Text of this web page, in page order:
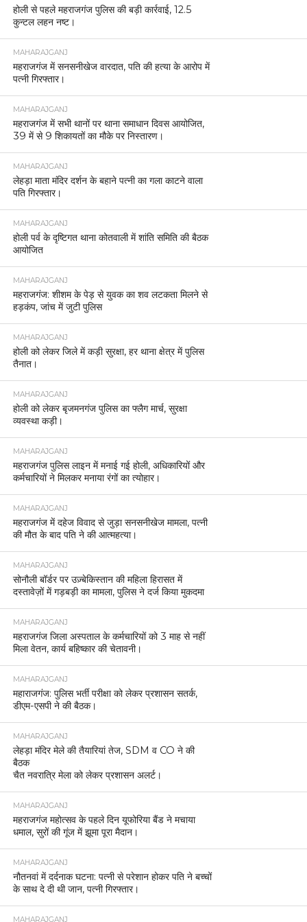
होली से पहले महराजगंज पुलिस की बड़ी कार्रवाई, 12.5
कुन्टल लहन नष्ट।
MAHARAJGANJ
महराजगंज में सनसनीखेज वारदात, पति की हत्या के आरोप में
पत्नी गिरफ्तार।
MAHARAJGANJ
महराजगंज में सभी थानों पर थाना समाधान दिवस आयोजित,
39 में से 9 शिकायतों का मौके पर निस्तारण।
MAHARAJGANJ
लेहड़ा माता मंदिर दर्शन के बहाने पत्नी का गला काटने वाला
पति गिरफ्तार।
MAHARAJGANJ
होली पर्व के दृष्टिगत थाना कोतवाली में शांति समिति की बैठक
आयोजित
MAHARAJGANJ
महराजगंज: शीशम के पेड़ से युवक का शव लटकता मिलने से
हड़कंप, जांच में जुटी पुलिस
MAHARAJGANJ
होली को लेकर जिले में कड़ी सुरक्षा, हर थाना क्षेत्र में पुलिस
तैनात।
MAHARAJGANJ
होली को लेकर बृजमनगंज पुलिस का फ्लैग मार्च, सुरक्षा
व्यवस्था कड़ी।
MAHARAJGANJ
महराजगंज पुलिस लाइन में मनाई गई होली, अधिकारियों और
कर्मचारियों ने मिलकर मनाया रंगों का त्योहार।
MAHARAJGANJ
महराजगंज में दहेज विवाद से जुड़ा सनसनीखेज मामला, पत्नी
की मौत के बाद पति ने की आत्महत्या।
MAHARAJGANJ
सोनौली बॉर्डर पर उज़्बेकिस्तान की महिला हिरासत में
दस्तावेज़ों में गड़बड़ी का मामला, पुलिस ने दर्ज किया मुकदमा
MAHARAJGANJ
महराजगंज जिला अस्पताल के कर्मचारियों को 3 माह से नहीं
मिला वेतन, कार्य बहिष्कार की चेतावनी।
MAHARAJGANJ
महाराजगंज: पुलिस भर्ती परीक्षा को लेकर प्रशासन सतर्क,
डीएम-एसपी ने की बैठक।
MAHARAJGANJ
लेहड़ा मंदिर मेले की तैयारियां तेज, SDM व CO ने की
बैठक
चैत नवरात्रि मेला को लेकर प्रशासन अलर्ट।
MAHARAJGANJ
महराजगंज महोत्सव के पहले दिन यूफोरिया बैंड ने मचाया
धमाल, सुरों की गूंज में झूमा पूरा मैदान।
MAHARAJGANJ
नौतनवां में दर्दनाक घटना: पत्नी से परेशान होकर पति ने बच्चों
के साथ दे दी थी जान, पत्नी गिरफ्तार।
MAHARAJGANJ